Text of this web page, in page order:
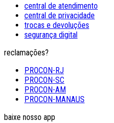
central de atendimento
central de privacidade
trocas e devoluções
segurança digital
reclamações?
PROCON-RJ
PROCON-SC
PROCON-AM
PROCON-MANAUS
baixe nosso app